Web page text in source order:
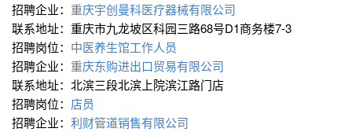
招聘企业： 重庆宇创曼科医疗器械有限公司
联系地址：重庆市九龙坡区科园三路68号D1商务楼7-3
招聘岗位： 中医养生馆工作人员
招聘企业： 重庆东购进出口贸易有限公司
联系地址：北滨三段北滨上院滨江路门店
招聘岗位： 店员
招聘企业： 利财管道销售有限公司